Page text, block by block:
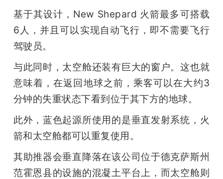
基于其设计，New Shepard 火箭最多可搭载
6人，并且可以实现自动飞行，即不需要飞行
驾驶员。
与此同时，太空舱还装有巨大的窗户。这也就
意味着，在返回地球之前，乘客可以在大约3
分钟的失重状态下看到位于其下方的地球。
此外，蓝色起源所使用的是垂直发射系统，火
箭和太空舱都可以重复使用。
其助推器会垂直降落在该公司位于德克萨斯州
范霍恩县的设施的混凝土平台上，而太空舱则